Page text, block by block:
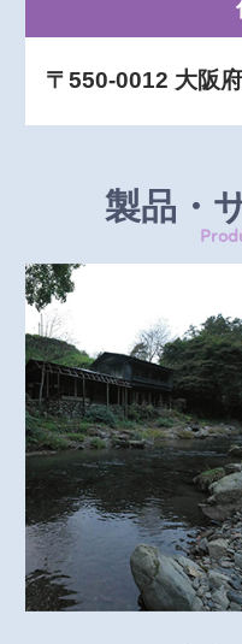
〒550-0012 大阪
製品・